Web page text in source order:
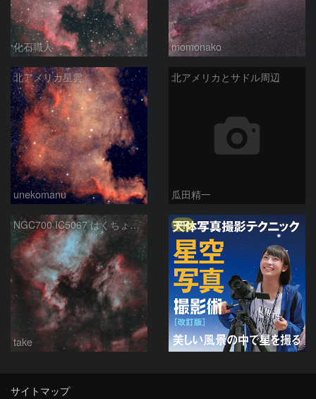
化石職人 momonako
北アメリカ星雲
unekomanu
北アメリカとサドル周辺
瓜田精一
NGC700 IC5067 はくちょう座
take
PR
サイトマップ